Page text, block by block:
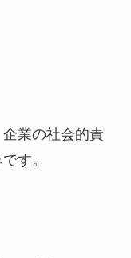
業の社会的責
す。